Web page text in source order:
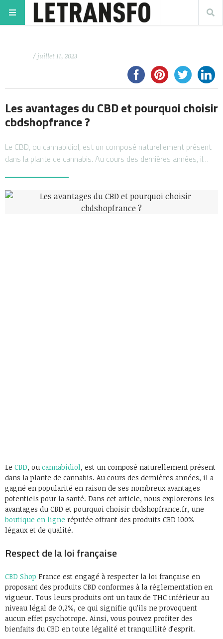
/ juillet 11, 2023
Les avantages du CBD et pourquoi choisir
cbdshopfrance ?
Le CBD, ou cannabidiol, est un composé naturellement présent
dans la plante de cannabis. Au cours des dernières années, il…
Le CBD, ou cannabidiol, est un composé naturellement présent
dans la plante de cannabis. Au cours des dernières années, il a
gagné en popularité en raison de ses nombreux avantages
potentiels pour la santé. Dans cet article, nous explorerons les
avantages du CBD et pourquoi choisir cbdshopfrance.fr, une
boutique en ligne réputée offrant des produits CBD 100%
légaux et de qualité.
Respect de la loi française
CBD Shop France est engagé à respecter la loi française en
proposant des produits CBD conformes à la réglementation en
vigueur. Tous leurs produits ont un taux de THC inférieur au
niveau légal de 0,2%, ce qui signifie qu’ils ne provoquent
aucun effet psychotrope. Ainsi, vous pouvez profiter des
bienfaits du CBD en toute légalité et tranquillité d’esprit.